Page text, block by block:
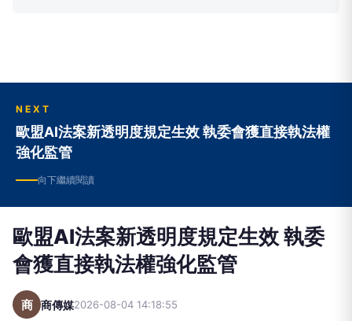
NEXT
歐盟AI法案新透明度規定生效 執委會獲直接執法權
強化監管
向下繼續閱讀
歐盟AI法案新透明度規定生效 執委
會獲直接執法權強化監管
商 商傳媒2026-08-04 14:18:55